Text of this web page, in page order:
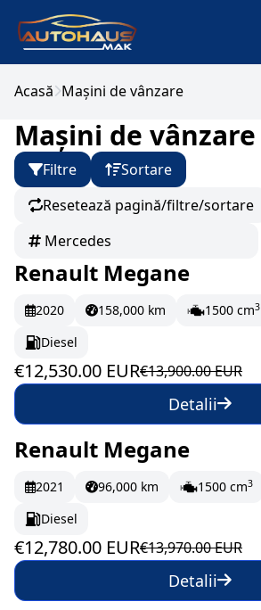
Acasă Mașini de vânzare
Mașini de vânzare
Filtre
Sortare
Resetează pagină/filtre/sortare
Mercedes
În stoc 208.83 EUR/lună
Renault Megane
2020 158,000 km 1500 cm3
Diesel
€12,530.00 EUR€13,900.00 EUR
Detalii
În stoc 213 EUR/lună
Renault Megane
2021 96,000 km 1500 cm3
Diesel
€12,780.00 EUR€13,970.00 EUR
Detalii